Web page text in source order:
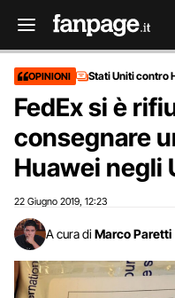
OPINIONI Stati Uniti contro
FedEx si è
consegnare
Huawei negli
22 Giugno 2019 12:23
A cura di Marco Paretti